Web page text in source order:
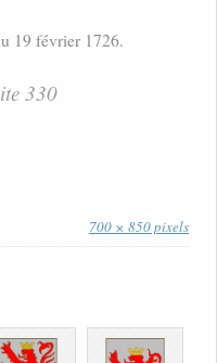
19 février 1726.
330
700 × 850 pixels